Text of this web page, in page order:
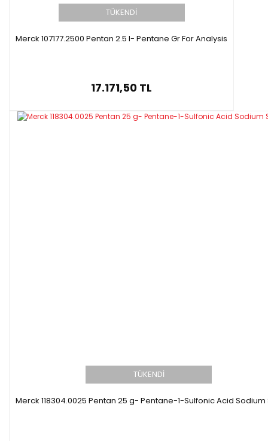
TÜKENDİ
Merck 107177.2500 Pentan 2.5 l- Pentane Gr For Analysis
17.171,50 TL
TÜKENDİ
Merck 118304.0025 Pentan 25 g- Pentane-1-Sulfonic Acid Sodium